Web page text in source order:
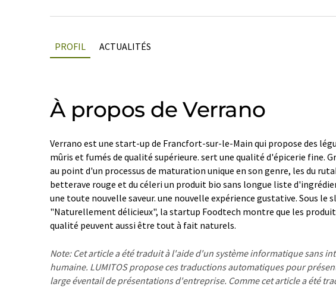
PROFIL ACTUALITÉS
À propos de Verrano
Verrano est une start-up de Francfort-sur-le-Main qui propose des
mûris et fumés de qualité supérieure. sert une qualité d'épicerie fine.
au point d'un processus de maturation unique en son genre, les du
betterave rouge et du céleri un produit bio sans longue liste
une toute nouvelle saveur. une nouvelle expérience gustative. Sous le
"Naturellement délicieux", la startup Foodtech montre que les
qualité peuvent aussi être tout à fait naturels.
Note: Cet article a été traduit à l'aide d'un système informatique sans
humaine. LUMITOS propose ces traductions automatiques pour
large éventail de présentations d'entreprise. Comme cet article a été